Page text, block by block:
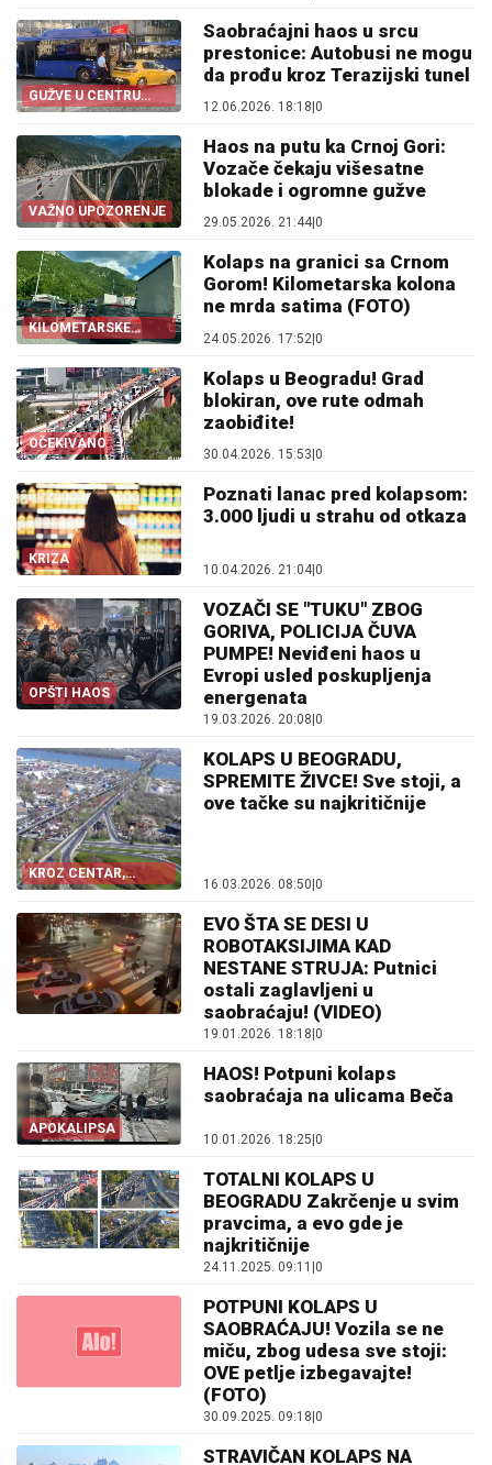
GUŽVE U CENTRU
BEOGRADA
Saobraćajni haos u srcu
prestonice: Autobusi ne mogu
da prođu kroz Terazijski tunel
12.06.2026. 18:18 0
VAŽNO UPOZORENJE
Haos na putu ka Crnoj Gori:
Vozače čekaju višesatne
blokade i ogromne gužve
29.05.2026. 21:44 0
KILOMETARSKE
KOLONE
Kolaps na granici sa Crnom
Gorom! Kilometarska kolona
ne mrda satima (FOTO)
24.05.2026. 17:52|0
OČEKIVANO
Kolaps u Beogradu! Grad
blokiran, ove rute odmah
zaobiđite!
30.04.2026. 15:53 0
KRIZA
Poznati lanac pred kolapsom:
3.000 ljudi u strahu od otkaza
10.04.2026. 21:04 0
OPŠTI HAOS
VOZAČI SE "TUKU" ZBOG
GORIVA, POLICIJA ČUVA
PUMPE! Neviđeni haos u
Evropi usled poskupljenja
energenata
19.03.2026. 20:08 0
KROZ CENTAR,
JEDVA!
KOLAPS U BEOGRADU,
SPREMITE ŽIVCE! Sve stoji, a
ove tačke su najkritičnije
16.03.2026. 08:50 0
EVO ŠTA SE DESI U
ROBOTAKSIJIMA KAD
NESTANE STRUJA: Putnici
ostali zaglavljeni u
saobraćaju! (VIDEO)
19.01.2026. 18:18 0
APOKALIPSA
HAOS! Potpuni kolaps
saobraćaja na ulicama Beča
10.01.2026. 18:25 0
TOTALNI KOLAPS U
BEOGRADU Zakrčenje u svim
pravcima, a evo gde je
najkritičnije
24.11.2025. 09:11 0
POTPUNI KOLAPS U
SAOBRAĆAJU! Vozila se ne
miču, zbog udesa sve stoji:
OVE petlje izbegavajte!
(FOTO)
30.09.2025. 09:18 0
STRAVIČAN KOLAPS NA